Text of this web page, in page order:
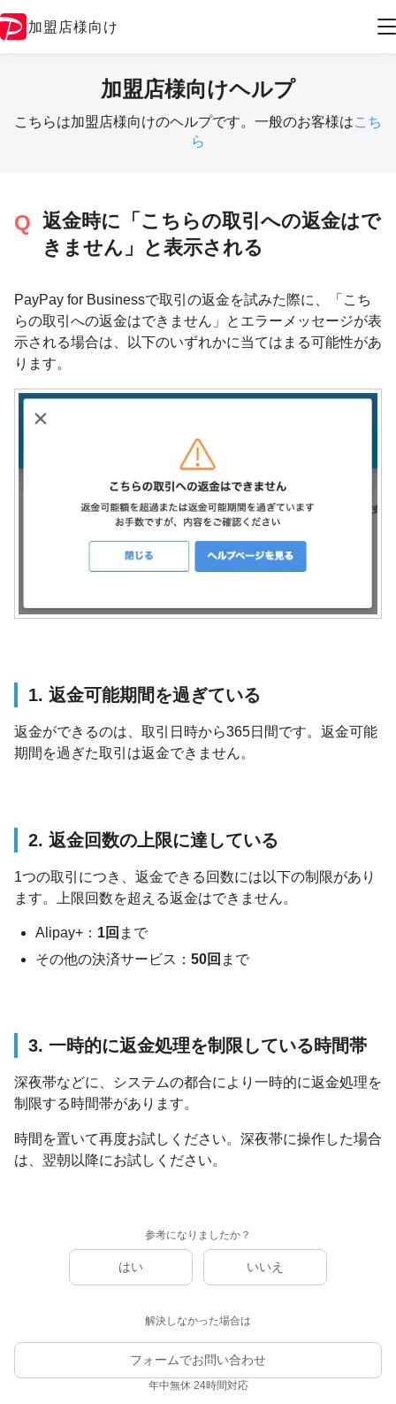
加盟店様向け
加盟店様向けヘルプ
こちらは加盟店様向けのヘルプです。一般のお客様はこち
ら
返金時に「こちらの取引への返金はで
きません」と表示される
PayPay for Businessで取引の返金を試みた際に、「こち
らの取引への返金はできません」とエラーメッセージが表
示される場合は、以下のいずれかに当てはまる可能性があ
ります。
1. 返金可能期間を過ぎている
返金ができるのは、取引日時から365日間です。返金可能
期間を過ぎた取引は返金できません。
2. 返金回数の上限に達している
1つの取引につき、返金できる回数には以下の制限があり
ます。上限回数を超える返金はできません。
Alipay+： 1回 まで
その他の決済サービス： 50回 まで
3. 一時的に返金処理を制限している時間帯
深夜帯などに、システムの都合により一時的に返金処理を
制限する時間帯があります。
時間を置いて再度お試しください。深夜帯に操作した場合
は、翌朝以降にお試しください。
参考になりましたか？
はい いいえ
解決しなかった場合は
フォームでお問い合わせ
年中無休 24時間対応